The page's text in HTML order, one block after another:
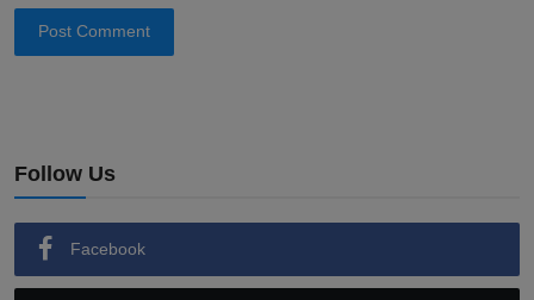
Post Comment
Follow Us
Facebook